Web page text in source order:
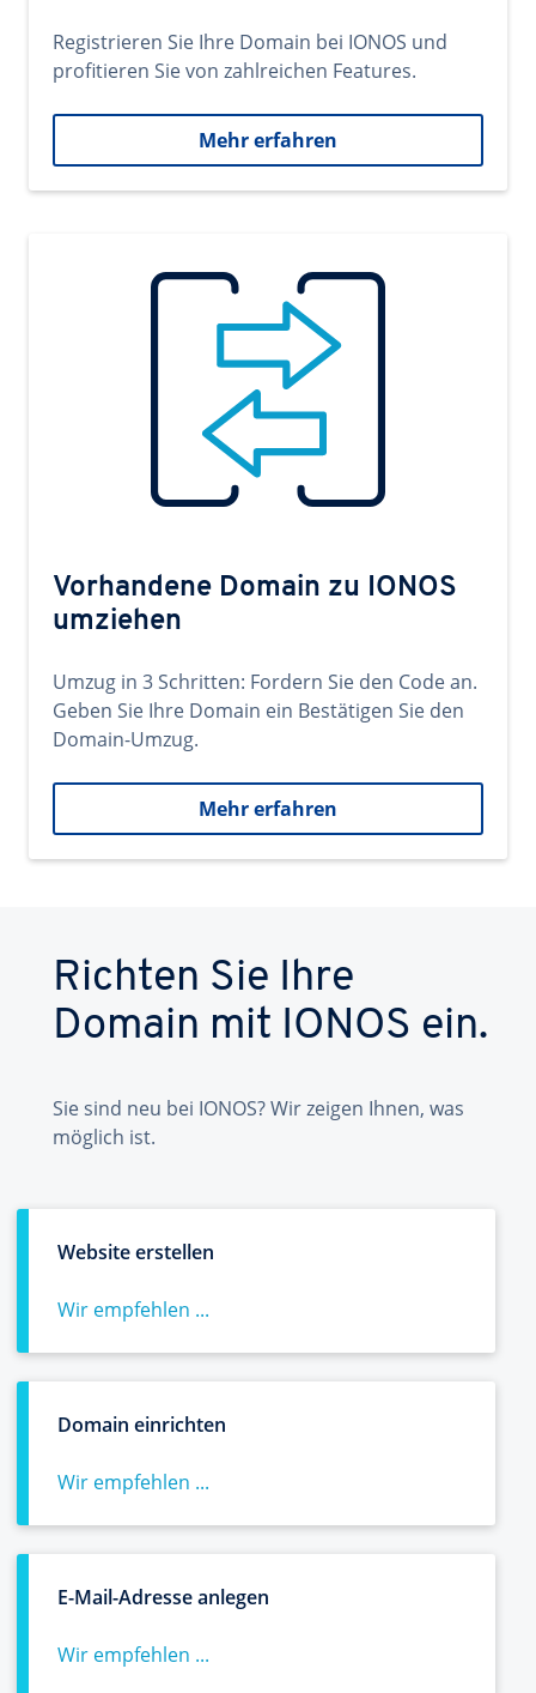
Registrieren Sie Ihre Domain bei IONOS und
profitieren Sie von zahlreichen Features.
Mehr erfahren
Vorhandene Domain zu IONOS
umziehen
Umzug in 3 Schritten: Fordern Sie den Code an.
Geben Sie Ihre Domain ein Bestätigen Sie den
Domain-Umzug.
Mehr erfahren
Richten Sie Ihre
Domain mit IONOS ein.
Sie sind neu bei IONOS? Wir zeigen Ihnen, was
möglich ist.
Website erstellen
Wir empfehlen ...
Domain einrichten
Wir empfehlen ...
E-Mail-Adresse anlegen
Wir empfehlen ...